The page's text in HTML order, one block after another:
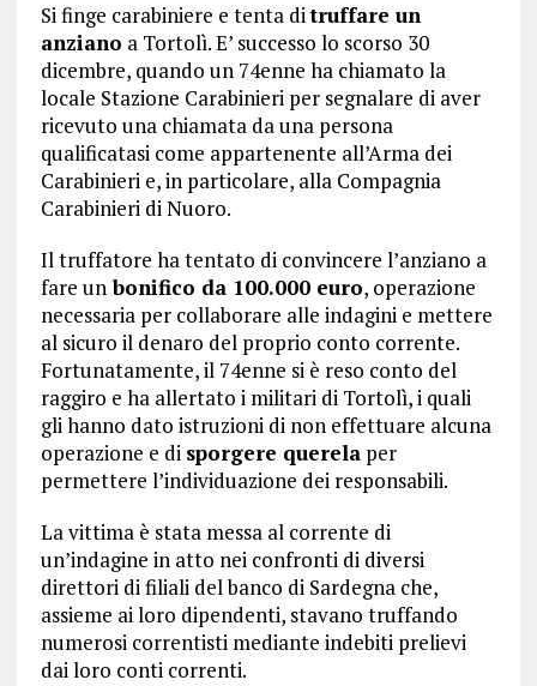
Si finge carabiniere e tenta ditruffare un
anziano a Tortolì. E’ successo lo scorso 30
dicembre, quando un 74enne ha chiamato la
locale Stazione Carabinieri per segnalare di aver
ricevuto una chiamata da una persona
qualificatasi come appartenente all’Arma dei
Carabinieri e, in particolare, alla Compagnia
Carabinieri di Nuoro.
Il truffatore ha tentato di convincere l’anziano a
fare unbonifico da 100.000 euro, operazione
necessaria per collaborare alle indagini e mettere
al sicuro il denaro del proprio conto corrente.
Fortunatamente, il 74enne si è reso conto del
raggiro e ha allertato i militari di Tortolì, i quali
gli hanno dato istruzioni di non effettuare alcuna
operazione e di sporgere querelaper
permettere l’individuazione dei responsabili.
La vittima è stata messa al corrente di
un’indagine in atto nei confronti di diversi
direttori di filiali del banco di Sardegna che,
assieme ai loro dipendenti, stavano truffando
numerosi correntisti mediante indebiti prelievi
dai loro conti correnti.